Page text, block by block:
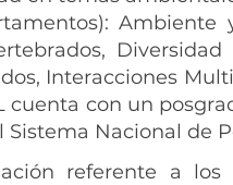
Interacciones
cuenta con un
Nacional de
referente a los